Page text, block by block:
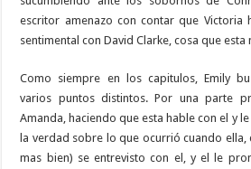
escritor amenazo con contar que Victoria
sentimental con David Clarke, cosa que
Como siempre en los capitulos, Emily
varios puntos distintos. Por una parte
Amanda, haciendo que esta hable con el y
la verdad sobre lo que ocurrió cuando ella,
mas bien) se entrevisto con el, y el le